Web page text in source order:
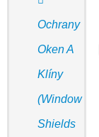
Ochrany
Oken A
Klíny
(Window
Shields